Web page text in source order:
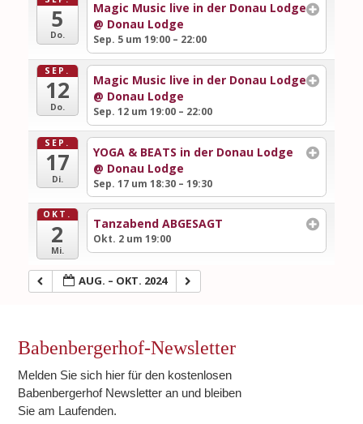
5
Do.
Magic Music live in der Donau Lodge
@ Donau Lodge
Sep. 5 um 19:00 – 22:00
SEP.
12
Do.
Magic Music live in der Donau Lodge
@ Donau Lodge
Sep. 12 um 19:00 – 22:00
SEP.
17
Di.
YOGA & BEATS in der Donau Lodge
@ Donau Lodge
Sep. 17 um 18:30 – 19:30
OKT.
2
Mi.
Tanzabend ABGESAGT
Okt. 2 um 19:00
AUG. – OKT. 2024
Babenbergerhof-Newsletter
Melden Sie sich hier für den kostenlosen
Babenbergerhof Newsletter an und bleiben
Sie am Laufenden.